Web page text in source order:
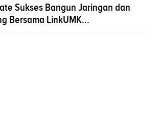
Sukses Bangun Jaringan dan
Bersama LinkUMK...